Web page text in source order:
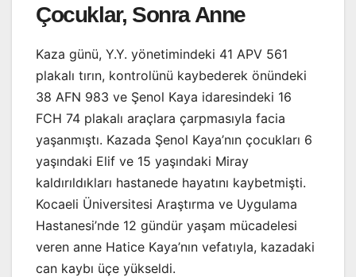
Çocuklar, Sonra Anne
Kaza günü, Y.Y. yönetimindeki 41 APV 561
plakalı tırın, kontrolünü kaybederek önündeki
38 AFN 983 ve Şenol Kaya idaresindeki 16
FCH 74 plakalı araçlara çarpmasıyla facia
yaşanmıştı. Kazada Şenol Kaya’nın çocukları 6
yaşındaki Elif ve 15 yaşındaki Miray
kaldırıldıkları hastanede hayatını kaybetmişti.
Kocaeli Üniversitesi Araştırma ve Uygulama
Hastanesi’nde 12 gündür yaşam mücadelesi
veren anne Hatice Kaya’nın vefatıyla, kazadaki
can kaybı üçe yükseldi.